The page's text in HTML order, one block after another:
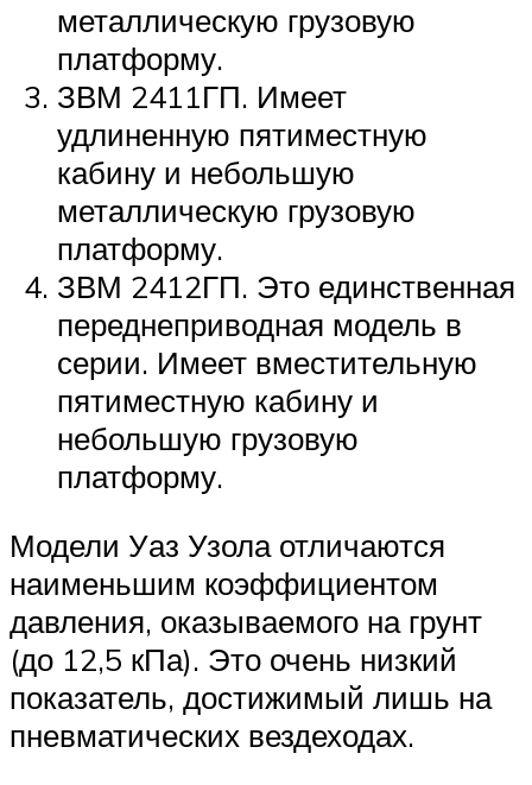
металлическую грузовую
платформу.
ЗВМ 2411ГП. Имеет
удлиненную пятиместную
кабину и небольшую
металлическую грузовую
платформу.
ЗВМ 2412ГП. Это единственная
переднеприводная модель в
серии. Имеет вместительную
пятиместную кабину и
небольшую грузовую
платформу.
Модели Уаз Узола отличаются
наименьшим коэффициентом
давления, оказываемого на грунт
(до 12,5 кПа). Это очень низкий
показатель, достижимый лишь на
пневматических вездеходах.